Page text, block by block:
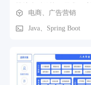
存 - 财务 - 营销” 等环节
法实现信息互通（比如
以精准调整运营策略。
单、商品、财务、营销
具，实现流程线上化、
电商、广告营销
Java、Spring Boot